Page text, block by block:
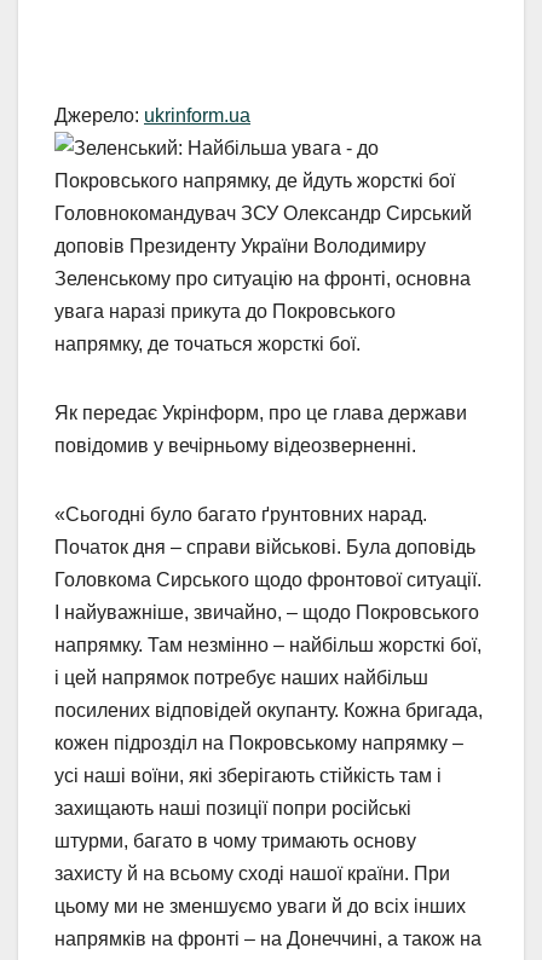
Джерело: ukrinform.ua
Головнокомандувач ЗСУ Олександр Сирський
доповів Президенту України Володимиру
Зеленському про ситуацію на фронті, основна
увага наразі прикута до Покровського
напрямку, де точаться жорсткі бої.
Як передає Укрінформ, про це глава держави
повідомив у вечірньому відеозверненні.
«Сьогодні було багато ґрунтовних нарад.
Початок дня – справи військові. Була доповідь
Головкома Сирського щодо фронтової ситуації.
І найуважніше, звичайно, – щодо Покровського
напрямку. Там незмінно – найбільш жорсткі бої,
і цей напрямок потребує наших найбільш
посилених відповідей окупанту. Кожна бригада,
кожен підрозділ на Покровському напрямку –
усі наші воїни, які зберігають стійкість там і
захищають наші позиції попри російські
штурми, багато в чому тримають основу
захисту й на всьому сході нашої країни. При
цьому ми не зменшуємо уваги й до всіх інших
напрямків на фронті – на Донеччині, а також на